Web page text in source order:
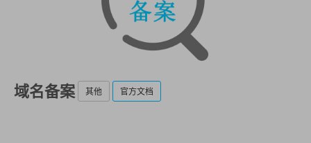
域名备案 其他 官方文档